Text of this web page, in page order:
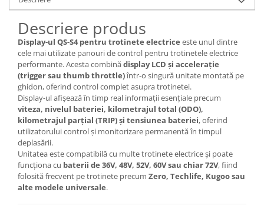
Biciclete Electrice
Anvelope moto
Camere moto
Anvelope ATV
Cauciucuri bicicleta
Anvelope și Camere Utilaje
https://www.doctortrotineta.ro/plata-
tbi?
forceOriginalForEdit=1&preview=00681
Descriere produs
Display-ul QS-S4 pentru trotinete electrice este unul dintre
cele mai utilizate panouri de control pentru trotinetele electrice
performante. Acesta combinădisplay LCD și accelerație
(trigger sau thumb throttle)într-o singură unitate montată pe
ghidon, oferind control complet asupra trotinetei.
Display-ul afișează în timp real informații esențiale precum
viteza, nivelul bateriei, kilometrajul total (ODO),
kilometrajul parțial (TRIP) și tensiunea bateriei, oferind
utilizatorului control și monitorizare permanentă în timpul
deplasării.
Unitatea este compatibilă cu multe trotinete electrice și poate
funcționa cu baterii de 36V, 48V, 52V, 60V sau chiar 72V, fiind
folosită frecvent pe trotinete precum Zero, Techlife, Kugoo sau
alte modele universale.